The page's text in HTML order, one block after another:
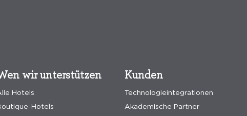
wir unterstützen
Hotels
Hotels
Kunden
Technologieintegrationen
Akademische Partner